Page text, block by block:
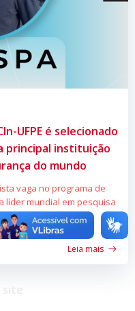
UFPE é selecionado
principal instituição
do mundo
vaga no programa de
líder mundial em pesquisa
Leia mais